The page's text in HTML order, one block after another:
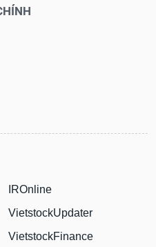
IROnline
VietstockUpdater
VietstockFinance